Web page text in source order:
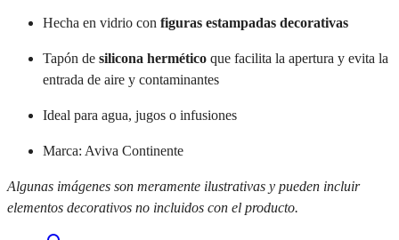
Hecha en vidrio con figuras estampadas decorativas
Tapón de silicona hermético que facilita la apertura y evita la
entrada de aire y contaminantes
Ideal para agua, jugos o infusiones
Marca: Aviva Continente
Algunas imágenes son meramente ilustrativas y pueden incluir
elementos decorativos no incluidos con el producto.